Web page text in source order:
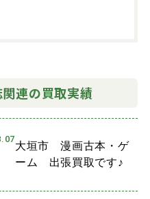
連の買取実績
大垣市 漫画古本・ゲ
ーム 出張買取です♪